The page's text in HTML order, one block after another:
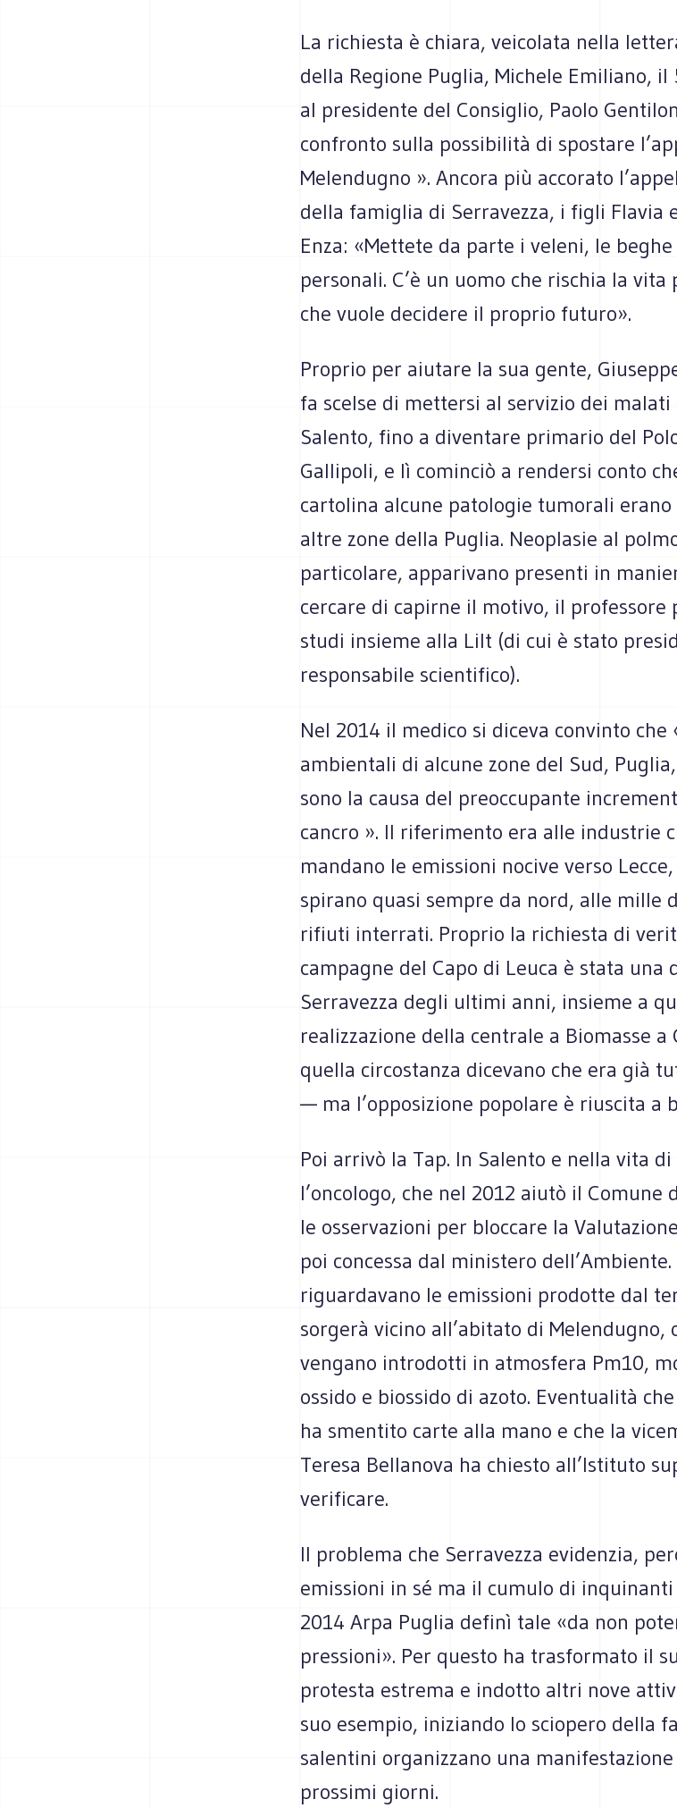
La richiesta è chiara, veicolata nella
della Regione Puglia, Michele Emiliano,
al presidente del Consiglio, Paolo
confronto sulla possibilità di spostare
Melendugno ». Ancora più accorato
della famiglia di Serravezza, i figli Flavia
Enza: «Mettete da parte i veleni, le
personali. C’è un uomo che rischia la
che vuole decidere il proprio futuro».
Proprio per aiutare la sua gente,
fa scelse di mettersi al servizio dei malati
Salento, fino a diventare primario del
Gallipoli, e lì cominciò a rendersi conto
cartolina alcune patologie tumorali
altre zone della Puglia. Neoplasie al
particolare, apparivano presenti in
cercare di capirne il motivo, il professore
studi insieme alla Lilt (di cui è stato
responsabile scientifico).
Nel 2014 il medico si diceva convinto che
ambientali di alcune zone del Sud,
sono la causa del preoccupante
cancro ». Il riferimento era alle industrie
mandano le emissioni nocive verso
spirano quasi sempre da nord, alle mille
rifiuti interrati. Proprio la richiesta di
campagne del Capo di Leuca è stata una
Serravezza degli ultimi anni, insieme a
realizzazione della centrale a Biomasse a
quella circostanza dicevano che era già
— ma l’opposizione popolare è riuscita a
Poi arrivò la Tap. In Salento e nella vita
l’oncologo, che nel 2012 aiutò il Comune
le osservazioni per bloccare la
poi concessa dal ministero
riguardavano le emissioni prodotte dal
sorgerà vicino all’abitato di Melendugno,
vengano introdotti in atmosfera Pm10,
ossido e biossido di azoto. Eventualità
ha smentito carte alla mano e che la
Teresa Bellanova ha chiesto all’Istituto
verificare.
Il problema che Serravezza evidenzia,
emissioni in sé ma il cumulo di
2014 Arpa Puglia definì tale «da non
pressioni». Per questo ha trasformato il
protesta estrema e indotto altri nove
suo esempio, iniziando lo sciopero della
salentini organizzano una
prossimi giorni.